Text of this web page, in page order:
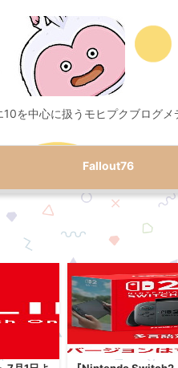
を中心に扱うモヒプクブログメ
Fallout76